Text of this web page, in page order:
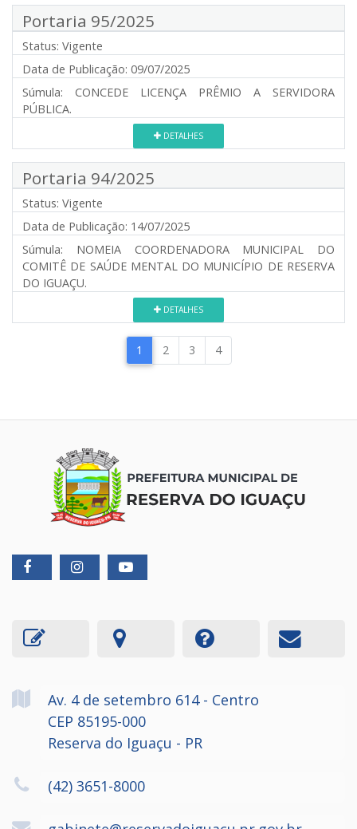
Portaria 95/2025
Status: Vigente
Data de Publicação: 09/07/2025
Súmula: CONCEDE LICENÇA PRÊMIO A SERVIDORA
PÚBLICA.
DETALHES
Portaria 94/2025
Status: Vigente
Data de Publicação: 14/07/2025
Súmula: NOMEIA COORDENADORA MUNICIPAL DO
COMITÊ DE SAÚDE MENTAL DO MUNICÍPIO DE RESERVA
DO IGUAÇU.
DETALHES
1 2 3 4
Av. 4 de setembro 614 - Centro
CEP 85195-000
Reserva do Iguaçu - PR
(42) 3651-8000